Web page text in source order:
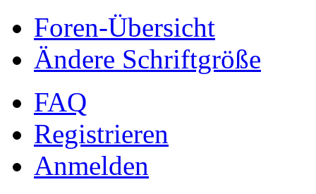
Foren-Übersicht
Ändere Schriftgröße
FAQ
Registrieren
Anmelden